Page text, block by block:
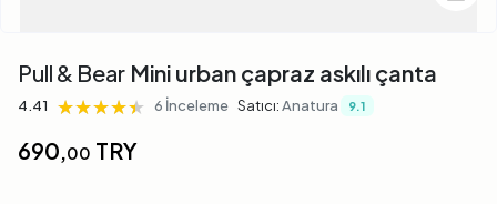
Pull & Bear Mini urban çapraz askılı çanta
4.41 ★★★★★
★★★★★
★★★★★ 6 İnceleme Satıcı:Anatura 9.1
690,00 TRY